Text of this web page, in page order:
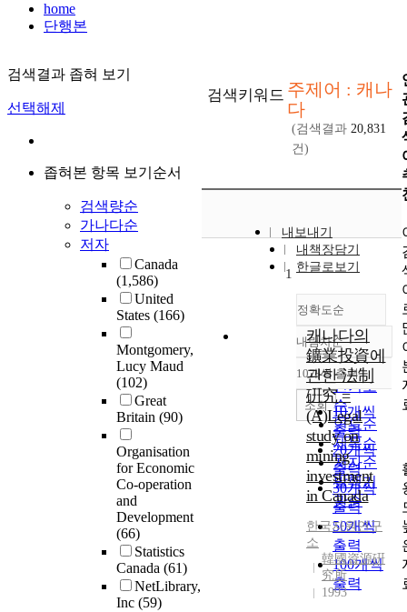
home
단행본
검색결과 좁혀 보기
선택해제
좁혀본 항목 보기순서
검색량순
가나다순
저자
Canada
(1,586)
United
States (166)
Montgomery,
Lucy Maud
(102)
Great
Britain (90)
Organisation
for Economic
Co-operation
and
Development
(66)
Statistics
Canada (61)
NetLibrary,
Inc (59)
검색키워드 주제어 : 캐나
다
(검색결과 20,831
건)
내보내기
내책장담기
한글로보기
정확도순
정확도
순
인기도
순
연도순
제목순
저자순
발행기
관순
내림차순
내림차순
10개씩 출력
10개씩
출력
20개씩
출력
30개씩
출력
50개씩
출력
100개씩
출력
조회
1
캐나다의
鑛業投資에
관한 法制
硏究 =
(A)Legal
study on
mining
investment
in Canada
한국자원연구
소
韓國資源硏
究所
1993